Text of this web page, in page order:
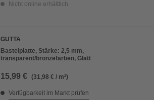
Nicht online erhältlich
GUTTA
Bastelplatte, Stärke: 2,5 mm,
transparent/bronzefarben, Glatt
15,99 € (31,98 € / m²)
Verfügbarkeit im Markt prüfen